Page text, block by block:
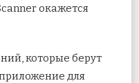
окажется
которые берут
для